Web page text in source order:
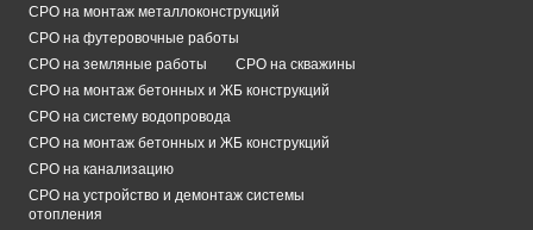
СРО на монтаж металлоконструкций
СРО на футеровочные работы
СРО на земляные работы
СРО на скважины
СРО на монтаж бетонных и ЖБ конструкций
СРО на систему водопровода
СРО на монтаж бетонных и ЖБ конструкций
СРО на канализацию
СРО на устройство и демонтаж системы
отопления